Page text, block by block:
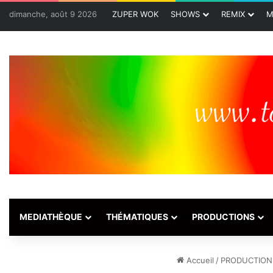
dimanche, août 9 2026 ZUPER WOK SHOWS REMIX
MEDIATHÈQUE THÉMATIQUES PRODUCTIONS
Accueil /